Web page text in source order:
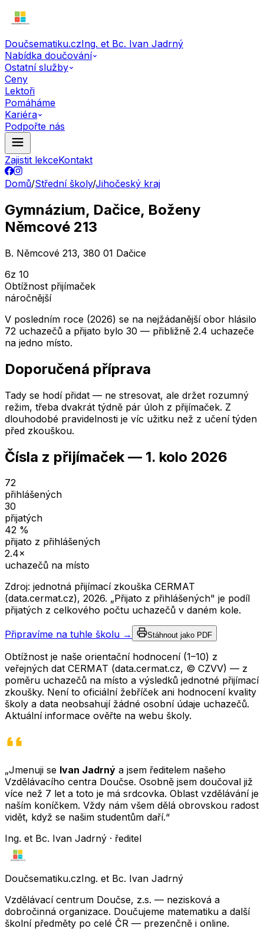
Doučsematiku.czIng. et Bc. Ivan Jadrný
Nabídka doučování
Ostatní služby
Ceny
Lektoři
Pomáháme
Kariéra
Podpořte nás
Zajistit lekceKontakt
Domů/Střední školy/Jihočeský kraj
Gymnázium, Dačice, Boženy
Němcové 213
B. Němcové 213, 380 01 Dačice
6z 10
Obtížnost přijímaček
náročnější
V posledním roce (2026) se na nejžádanější obor hlásilo
72 uchazečů a přijato bylo 30 — přibližně 2.4 uchazeče
na jedno místo.
Doporučená příprava
Tady se hodí přidat — ne stresovat, ale držet rozumný
režim, třeba dvakrát týdně pár úloh z přijímaček. Z
dlouhodobé pravidelnosti je víc užitku než z učení týden
před zkouškou.
Čísla z přijímaček — 1. kolo 2026
72
přihlášených
30
přijatých
42 %
přijato z přihlášených
2.4×
uchazečů na místo
Zdroj: jednotná přijímací zkouška CERMAT
(data.cermat.cz), 2026. „Přijato z přihlášených" je podíl
přijatých z celkového počtu uchazečů v daném kole.
Připravíme na tuhle školu → Stáhnout jako PDF
Obtížnost je naše orientační hodnocení (1–10) z
veřejných dat CERMAT (data.cermat.cz, © CZVV) — z
poměru uchazečů na místo a výsledků jednotné přijímací
zkoušky. Není to oficiální žebříček ani hodnocení kvality
školy a data neobsahují žádné osobní údaje uchazečů.
Aktuální informace ověřte na webu školy.
„Jmenuji se Ivan Jadrný a jsem ředitelem našeho
Vzdělávacího centra Doučse. Osobně jsem doučoval již
více než 7 let a toto je má srdcovka. Oblast vzdělávání je
naším koníčkem. Vždy nám všem dělá obrovskou radost
vidět, když se našim studentům daří.“
Ing. et Bc. Ivan Jadrný · ředitel
Doučsematiku.czIng. et Bc. Ivan Jadrný
Vzdělávací centrum Doučse, z.s. — nezisková a
dobročinná organizace. Doučujeme matematiku a další
školní předměty po celé ČR — prezenčně i online.